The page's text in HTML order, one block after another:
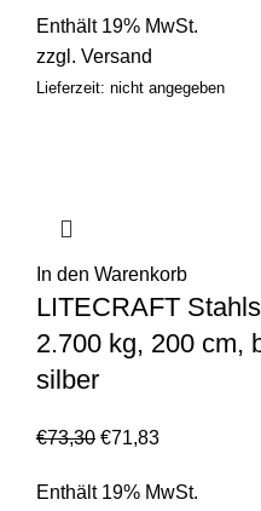
Enthält 19% MwSt.
zzgl. Versand
Lieferzeit: nicht angegeben
In den Warenkorb
LITECRAFT
2.700 kg, 200 cm,
silber
€73,30 €71,83
Enthält 19% MwSt.